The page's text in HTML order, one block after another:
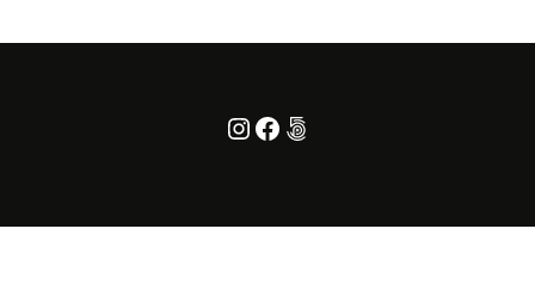
Instagram
Facebook
500px